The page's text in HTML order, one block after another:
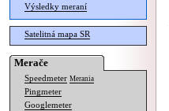
Výsledky meraní
Satelitná mapa SR
Merače
Speedmeter Merania
Pingmeter
Googlemeter